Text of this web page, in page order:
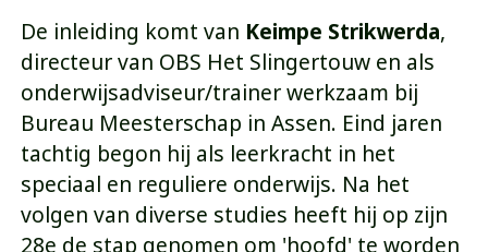
De inleiding komt van Keimpe Strikwerda,
directeur van OBS Het Slingertouw en als
onderwijsadviseur/trainer werkzaam bij
Bureau Meesterschap in Assen. Eind jaren
tachtig begon hij als leerkracht in het
speciaal en reguliere onderwijs. Na het
volgen van diverse studies heeft hij op zijn
28e de stap genomen om 'hoofd' te worden